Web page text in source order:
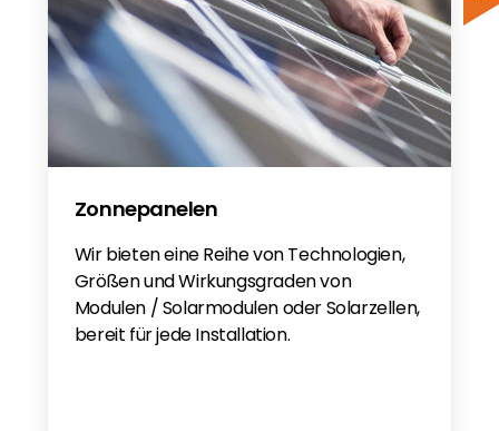
Zonnepanelen
Wir bieten eine Reihe von Technologien,
Größen und Wirkungsgraden von
Modulen / Solarmodulen oder Solarzellen,
bereit für jede Installation.